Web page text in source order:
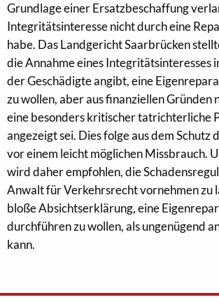
Grundlage einer Ersatzbeschaffung
Integritätsinteresse nicht durch eine
habe. Das Landgericht Saarbrücken
die Annahme eines Integritätsinteresses
der Geschädigte angibt, eine
zu wollen, aber aus finanziellen Gründen
eine besonders kritischer tatrichterliche
angezeigt sei. Dies folge aus dem Schutz
vor einem leicht möglichen Missbrauch.
wird daher empfohlen, die
Anwalt für Verkehrsrecht vornehmen zu
bloße Absichtserklärung, eine
durchführen zu wollen, als ungenügend
kann.